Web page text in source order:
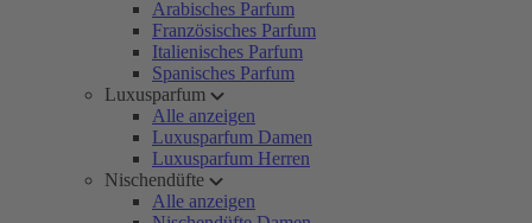
Arabisches Parfum
Französisches Parfum
Italienisches Parfum
Spanisches Parfum
Luxusparfum
Alle anzeigen
Luxusparfum Damen
Luxusparfum Herren
Nischendüfte
Alle anzeigen